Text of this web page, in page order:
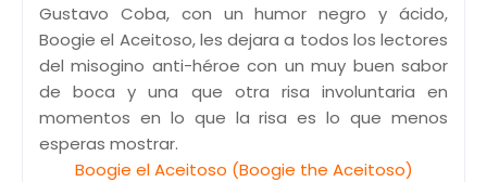
Gustavo Coba, con un humor negro y ácido,
Boogie el Aceitoso, les dejara a todos los lectores
del misogino anti-héroe con un muy buen sabor
de boca y una que otra risa involuntaria en
momentos en lo que la risa es lo que menos
esperas mostrar.
Boogie el Aceitoso (Boogie the Aceitoso)